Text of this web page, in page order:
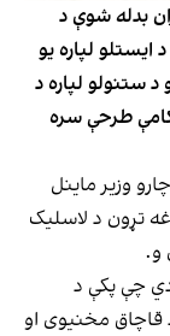
بدله شوې د
ایستلو لپاره یو
ستنولو لپاره د
طرحې سره
وزیر ماینل
په ورځ (د غویي ۱۷مه) د دغه تړون د لاسلیک
و.
دي چې پکې د
قاچاق مخنیوی او